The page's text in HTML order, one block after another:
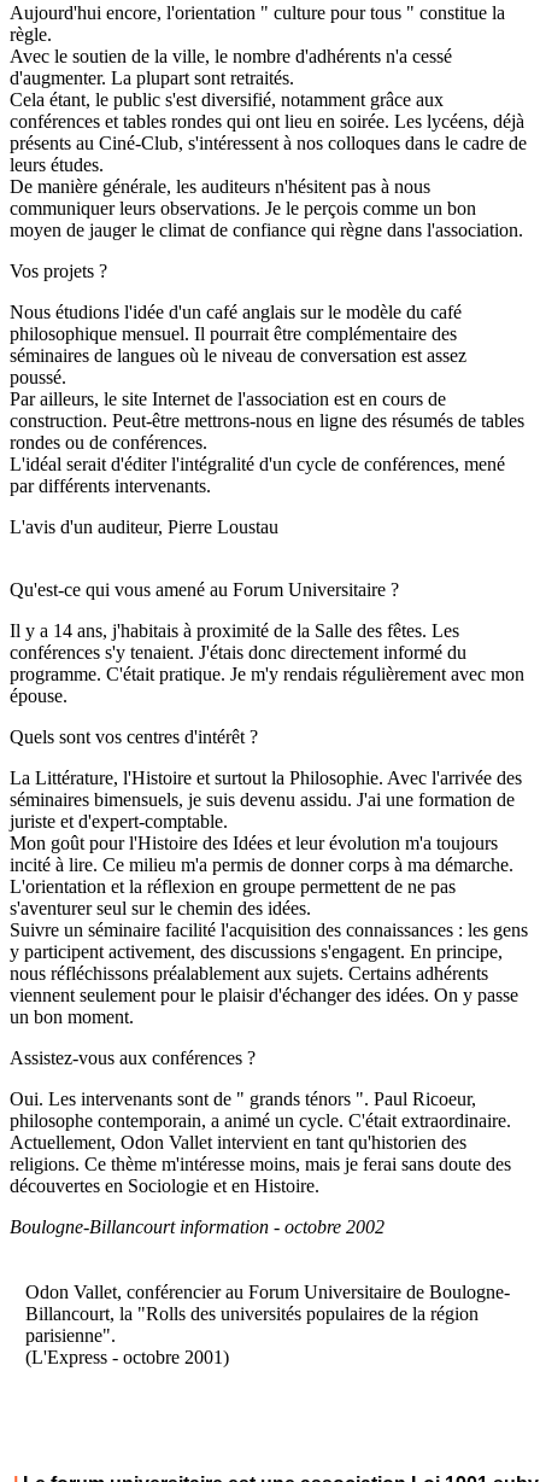
Aujourd'hui encore, l'orientation " culture pour tous " constitue la
règle.
Avec le soutien de la ville, le nombre d'adhérents n'a cessé
d'augmenter. La plupart sont retraités.
Cela étant, le public s'est diversifié, notamment grâce aux
conférences et tables rondes qui ont lieu en soirée. Les lycéens, déjà
présents au Ciné-Club, s'intéressent à nos colloques dans le cadre de
leurs études.
De manière générale, les auditeurs n'hésitent pas à nous
communiquer leurs observations. Je le perçois comme un bon
moyen de jauger le climat de confiance qui règne dans l'association.
Vos projets ?
Nous étudions l'idée d'un café anglais sur le modèle du café
philosophique mensuel. Il pourrait être complémentaire des
séminaires de langues où le niveau de conversation est assez
poussé.
Par ailleurs, le site Internet de l'association est en cours de
construction. Peut-être mettrons-nous en ligne des résumés de tables
rondes ou de conférences.
L'idéal serait d'éditer l'intégralité d'un cycle de conférences, mené
par différents intervenants.
L'avis d'un auditeur, Pierre Loustau
Qu'est-ce qui vous amené au Forum Universitaire ?
Il y a 14 ans, j'habitais à proximité de la Salle des fêtes. Les
conférences s'y tenaient. J'étais donc directement informé du
programme. C'était pratique. Je m'y rendais régulièrement avec mon
épouse.
Quels sont vos centres d'intérêt ?
La Littérature, l'Histoire et surtout la Philosophie. Avec l'arrivée des
séminaires bimensuels, je suis devenu assidu. J'ai une formation de
juriste et d'expert-comptable.
Mon goût pour l'Histoire des Idées et leur évolution m'a toujours
incité à lire. Ce milieu m'a permis de donner corps à ma démarche.
L'orientation et la réflexion en groupe permettent de ne pas
s'aventurer seul sur le chemin des idées.
Suivre un séminaire facilité l'acquisition des connaissances : les gens
y participent activement, des discussions s'engagent. En principe,
nous réfléchissons préalablement aux sujets. Certains adhérents
viennent seulement pour le plaisir d'échanger des idées. On y passe
un bon moment.
Assistez-vous aux conférences ?
Oui. Les intervenants sont de " grands ténors ". Paul Ricoeur,
philosophe contemporain, a animé un cycle. C'était extraordinaire.
Actuellement, Odon Vallet intervient en tant qu'historien des
religions. Ce thème m'intéresse moins, mais je ferai sans doute des
découvertes en Sociologie et en Histoire.
Boulogne-Billancourt information - octobre 2002
Odon Vallet, conférencier au Forum Universitaire de Boulogne-
Billancourt, la "Rolls des universités populaires de la région
parisienne".
(L'Express - octobre 2001)